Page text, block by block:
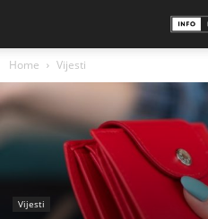
Home Vijesti
Vijesti